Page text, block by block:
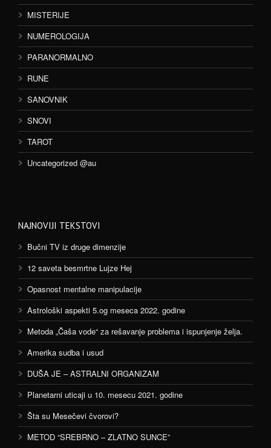
MISTERIJE
NUMEROLOGIJA
PARANORMALNO
RUNE
SANOVNIK
SNOVI
TAROT
Uncategorized @au
NAJNOVIJI TEKSTOVI
Bučni TV iz druge dimenzije
12 saveta besmrtne Lujze Hej
Opasnost mentalne manipulacije
Astrološki aspekti 5.og meseca 2022. godine
Metoda „Čaša vode“ za rešavanje problema i ispunjenje želja.
Amerika sudba i usud
DUŠA JE – ASTRALNI ORGANIZAM
Planetarni uticaji u 10. mesecu 2021. godine
Šta su Mesečevi čvorovi?
METOD “SREBRNO – ZLATNO SUNCE”